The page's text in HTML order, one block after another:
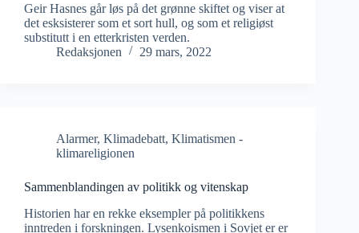
Geir Hasnes går løs på det grønne skiftet og viser at
det esksisterer som et sort hull, og som et religiøst
substitutt i en etterkristen verden.
Redaksjonen
29 mars, 2022
Alarmer, Klimadebatt, Klimatismen -
klimareligionen
Sammenblandingen av politikk og vitenskap
Historien har en rekke eksempler på politikkens
inntreden i forskningen. Lysenkoismen i Sovjet er er